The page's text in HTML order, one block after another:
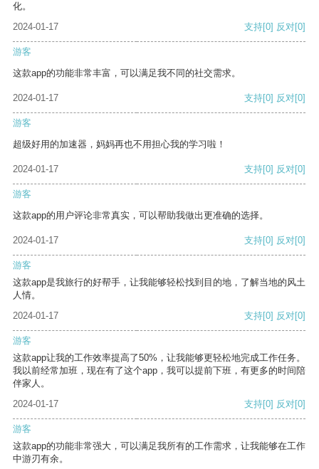
化。
2024-01-17
支持[0] 反对[0]
游客
这款app的功能非常丰富，可以满足我不同的社交需求。
2024-01-17 支持[0] 反对[0]
游客
超级好用的加速器，妈妈再也不用担心我的学习啦！
2024-01-17 支持[0] 反对[0]
游客
这款app的用户评论非常真实，可以帮助我做出更准确的选择。
2024-01-17 支持[0] 反对[0]
游客
这款app是我旅行的好帮手，让我能够轻松找到目的地，了解当地的风土
人情。
2024-01-17
支持[0] 反对[0]
游客
这款app让我的工作效率提高了50%，让我能够更轻松地完成工作任务。
我以前经常加班，现在有了这个app，我可以提前下班，有更多的时间陪
伴家人。
2024-01-17
支持[0] 反对[0]
游客
这款app的功能非常强大，可以满足我所有的工作需求，让我能够在工作
中游刃有余。